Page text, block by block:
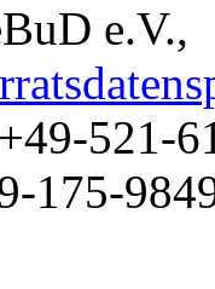
e.V.,
521-
175-